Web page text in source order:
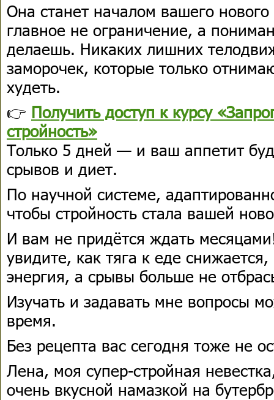
Она станет началом вашего нового
главное не ограничение, а
делаешь. Никаких лишних
заморочек, которые только
худеть.
👉 Получить доступ к курсу
стройность»
Только 5 дней — и ваш аппетит
срывов и диет.
По научной системе,
чтобы стройность стала вашей
И вам не придётся ждать
увидите, как тяга к еде снижается,
энергия, а срывы больше не
Изучать и задавать мне вопросы
время.
Без рецепта вас сегодня тоже не
Лена, моя супер-стройная
очень вкусной намазкой на